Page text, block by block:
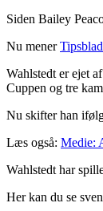
Siden Bailey
Nu mener
Wahlstedt er ejet
Cuppen og tre
Nu skifter han
Læs også: Medie:
Wahlstedt har
Her kan du se